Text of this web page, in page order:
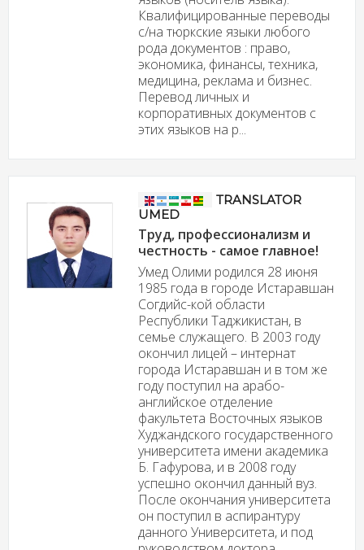
Квалифицированные переводы
с/на тюркские языки любого
рода документов : право,
экономика, финансы, техника,
медицина, реклама и бизнес.
Перевод личных и
корпоративных документов с
этих языков на р...
TRANSLATOR
UMED
Труд, профессионализм и
честность - самое главное!
Умед Олими родился 28 июня
1985 года в городе Истаравшан
Согдийс-кой области
Республики Таджикистан, в
семье служащего. В 2003 году
окончил лицей – интернат
города Истаравшан и в том же
году поступил на арабо-
английское отделение
факультета Восточных языков
Худжандского государственного
университета имени академика
Б. Гафурова, и в 2008 году
успешно окончил данный вуз.
После окончания университета
он поступил в аспирантуру
данного Университета, и под